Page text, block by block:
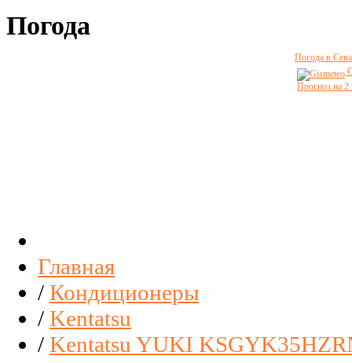
Погода
Погода в
Прогноз на 2
Главная
/ Кондиционеры
/ Kentatsu
/ Kentatsu YUKI